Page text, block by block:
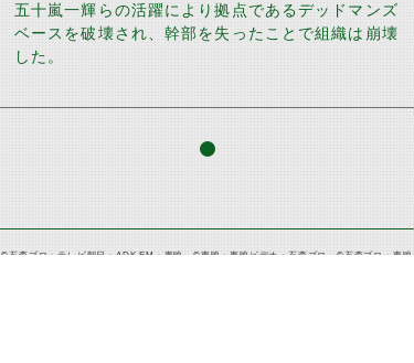
五十嵐一輝らの活躍により拠点であるデッドマンズ
ベースを破壊され、幹部を失ったことで組織は崩壊
した。
©石森プロ・テレビ朝日・ADK EM・東映 ©東映・東映ビデオ・石森プロ ©石森プロ・東映